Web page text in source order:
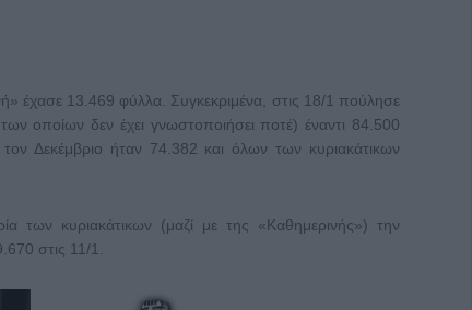
έχασε 13.469 φύλλα. Συγκεκριμένα, στις 18/1 πούλησε
οποίων δεν έχει γνωστοποιήσει ποτέ) έναντι 84.500
Δεκέμβριο ήταν 74.382 και όλων των κυριακάτικων
των κυριακάτικων (μαζί με της «Καθημερινής») την
στις 11/1.